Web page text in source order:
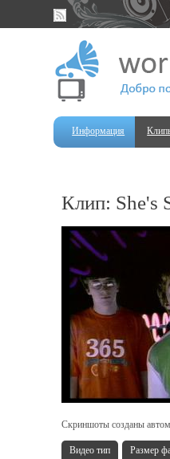
Информация
Клип: She's
Скриншоты созданы
Видео тип Размер